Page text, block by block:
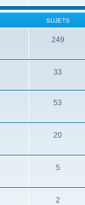
SUJETS
249
33
53
20
5
2